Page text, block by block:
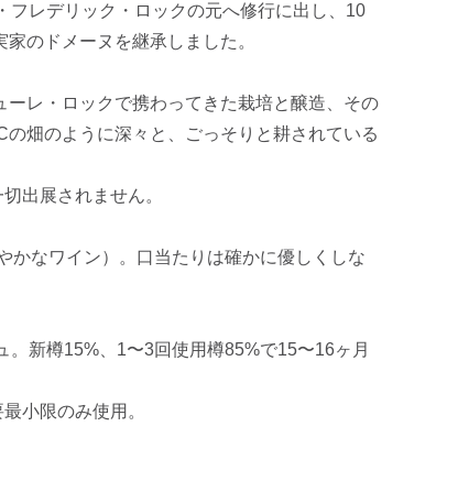
レデリック・ロックの元へ修行に出し、10
のドメーヌを継承しました。
レ・ロックで携わってきた栽培と醸造、その
畑のように深々と、ごっそりと耕されている
出展されません。
かなワイン）。口当たりは確かに優しくしな
新樽15%、1〜3回使用樽85%で15〜16ヶ月
小限のみ使用。